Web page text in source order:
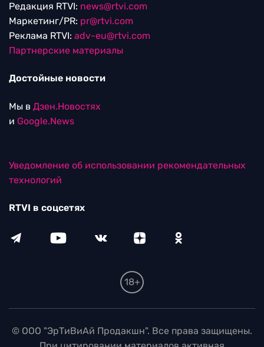
Редакция RTVI: news@rtvi.com
Маркетинг/PR: pr@rtvi.com
Реклама RTVI: adv-eu@rtvi.com
Партнерские материалы
Достойные новости
Мы в Дзен.Новостях
и Google.News
Уведомление об использовании рекомендательных
технологий
RTVI в соцсетях
18+
© ООО "ЭрТиВиАй Продакшн". Все права защищены.